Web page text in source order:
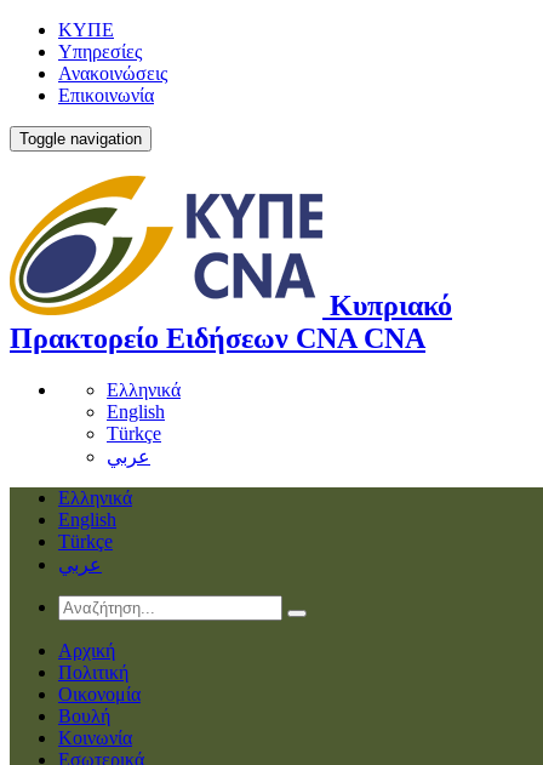
ΚΥΠΕ
Υπηρεσίες
Ανακοινώσεις
Επικοινωνία
Toggle navigation
Κυπριακό
Πρακτορείο Ειδήσεων CNA CNA
Ελληνικά
English
Türkçe
عربي
Ελληνικά
English
Türkçe
عربي
Αρχική
Πολιτική
Οικονομία
Βουλή
Κοινωνία
Εσωτερικά